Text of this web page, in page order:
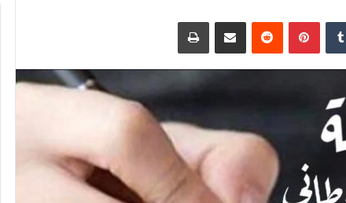
‏Tumblr بينتيريست
‏Reddit مشاركة عبر البريد طباعة